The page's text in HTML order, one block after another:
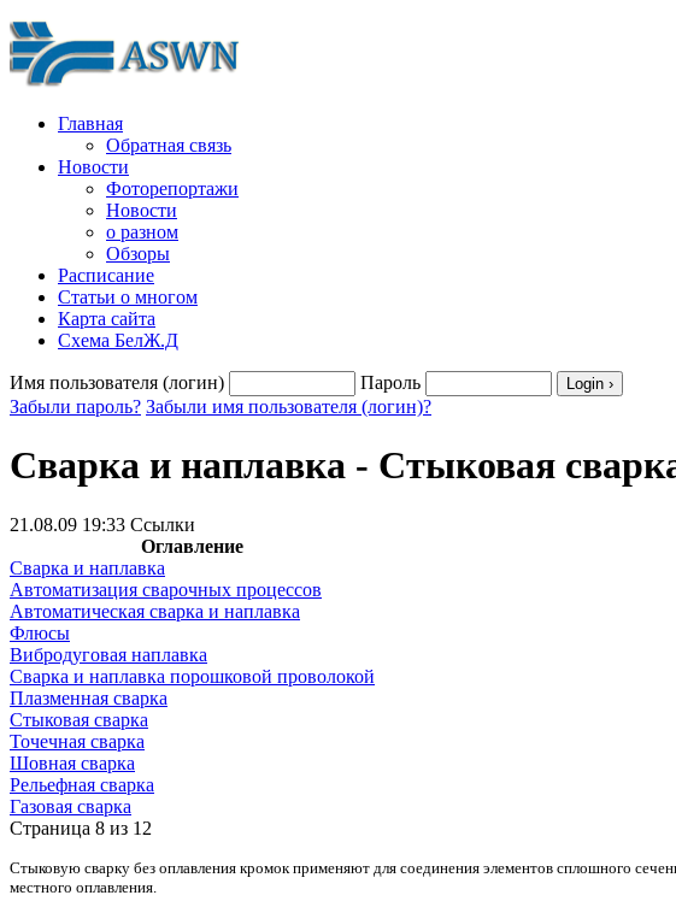
Главная
Обратная связь
Новости
Фоторепортажи
Новости
о разном
Обзоры
Расписание
Статьи о многом
Карта сайта
Схема БелЖ.Д
Имя пользователя (логин)
Пароль
Забыли пароль? Забыли имя пользователя (логин)?
Сварка и наплавка - Стыковая
21.08.09 19:33 Ссылки
Оглавление
Сварка и наплавка
Автоматизация сварочных процессов
Автоматическая сварка и наплавка
Флюсы
Вибродуговая наплавка
Сварка и наплавка порошковой проволокой
Плазменная сварка
Стыковая сварка
Точечная сварка
Шовная сварка
Рельефная сварка
Газовая сварка
Страница 8 из 12
Стыковую сварку без оплавления кромок применяют для соединения элементов сплошного
местного оплавления.